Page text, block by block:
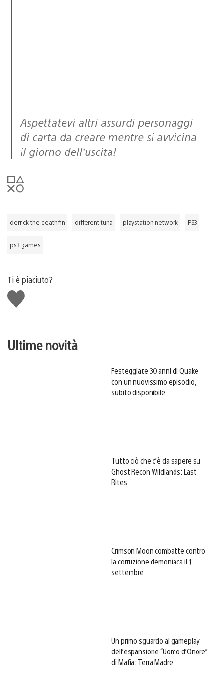
Aspettatevi altri assurdi personaggi
di carta da creare mentre si avvicina
il giorno dell’uscita!
derrick the deathfin different tuna playstation network PS3
ps3 games
Ti è piaciuto?
Mi
piace
Ultime novità
Festeggiate 30 anni di Quake
con un nuovissimo episodio,
subito disponibile
Tutto ciò che c’è da sapere su
Ghost Recon Wildlands: Last
Rites
Crimson Moon combatte contro
la corruzione demoniaca il 1
settembre
Un primo sguardo al gameplay
dell’espansione “Uomo d’Onore”
di Mafia: Terra Madre